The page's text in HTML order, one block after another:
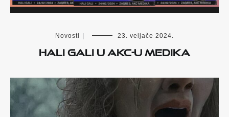
Novosti 23. veljače 2024.
Hali Gali u AKC-u Medika